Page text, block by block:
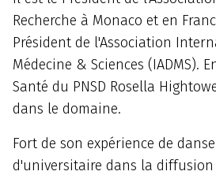
Recherche à Monaco et en
Président de l'Association
Médecine & Sciences (IADMS).
Santé du PNSD Rosella
dans le domaine.
Fort de son expérience de
d'universitaire dans la diffusion